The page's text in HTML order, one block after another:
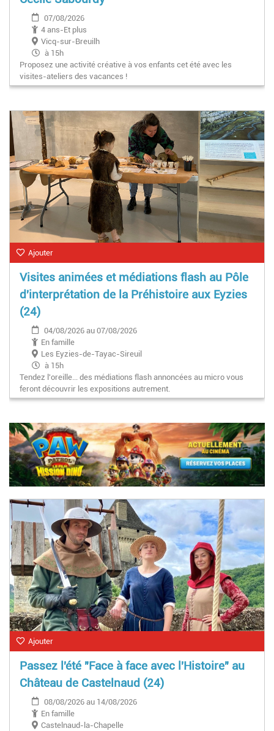
07/08/2026
4 ans-Et plus
Vicq-sur-Breuilh
à 15h
Proposez une activité créative à vos enfants cet été avec les
visites-ateliers des vacances !
Ajouter
Visites animées et médiations flash au Pôle
d'interprétation de la Préhistoire aux Eyzies
(24)
04/08/2026 au 07/08/2026
En famille
Les Eyzies-de-Tayac-Sireuil
à 15h
Tendez l'oreille... des médiations flash annoncées au micro vous
feront découvrir les expositions autrement.
Ajouter
Passez l'été "Face à face avec l'Histoire" au
Château de Castelnaud (24)
08/08/2026 au 14/08/2026
En famille
Castelnaud-la-Chapelle